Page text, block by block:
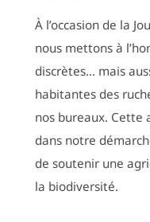
À l’occasion de la
nous mettons à
discrètes… mais
habitantes des
nos bureaux. Cette
dans notre
de soutenir une
la biodiversité.